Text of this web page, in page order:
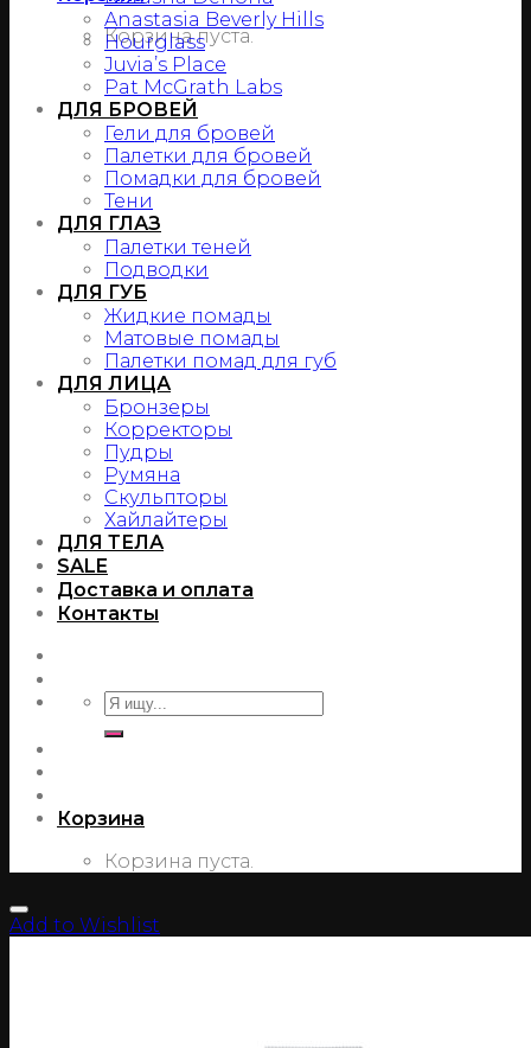
Корзина пуста.
Anastasia Beverly Hills
Hourglass
Juvia’s Place
Pat McGrath Labs
ДЛЯ БРОВЕЙ
Гели для бровей
Палетки для бровей
Помадки для бровей
Тени
ДЛЯ ГЛАЗ
Палетки теней
Подводки
ДЛЯ ГУБ
Жидкие помады
Матовые помады
Палетки помад для губ
ДЛЯ ЛИЦА
Бронзеры
Корректоры
Пудры
Румяна
Скульпторы
Хайлайтеры
ДЛЯ ТЕЛА
SALE
Доставка и оплата
Контакты
Корзина
Корзина пуста.
Add to Wishlist